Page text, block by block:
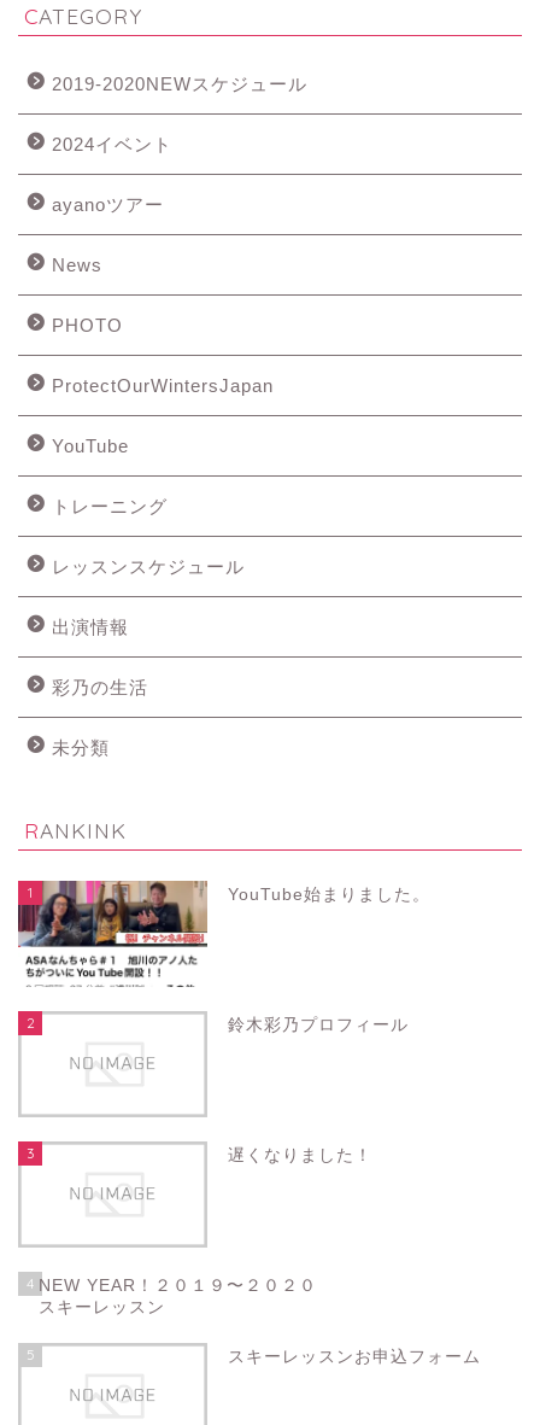
CATEGORY
2019-2020NEWスケジュール
2024イベント
ayanoツアー
News
PHOTO
ProtectOurWintersJapan
YouTube
トレーニング
レッスンスケジュール
出演情報
彩乃の生活
未分類
RANKINK
1 YouTube始まりました。
2 鈴木彩乃プロフィール
3 遅くなりました！
4 NEW YEAR！２０１９〜２０２０
スキーレッスン
5 スキーレッスンお申込フォーム